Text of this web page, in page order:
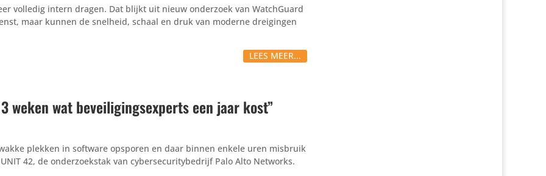
volledig intern dragen. Dat blijkt uit nieuw onderzoek van WatchGuard
maar kunnen de snelheid, schaal en druk van moderne dreigingen
LEES MEER...
weken wat beveiligingsexperts een jaar kost”
plekken in software opsporen en daar binnen enkele uren misbruik
42, de onderzoekstak van cybersecuritybedrijf Palo Alto Networks.